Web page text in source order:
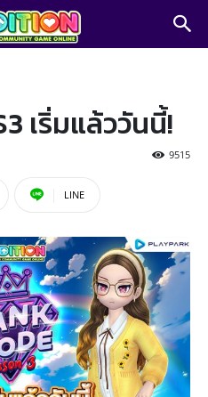
เริ่มแล้ววันนี้!
9515
LINE